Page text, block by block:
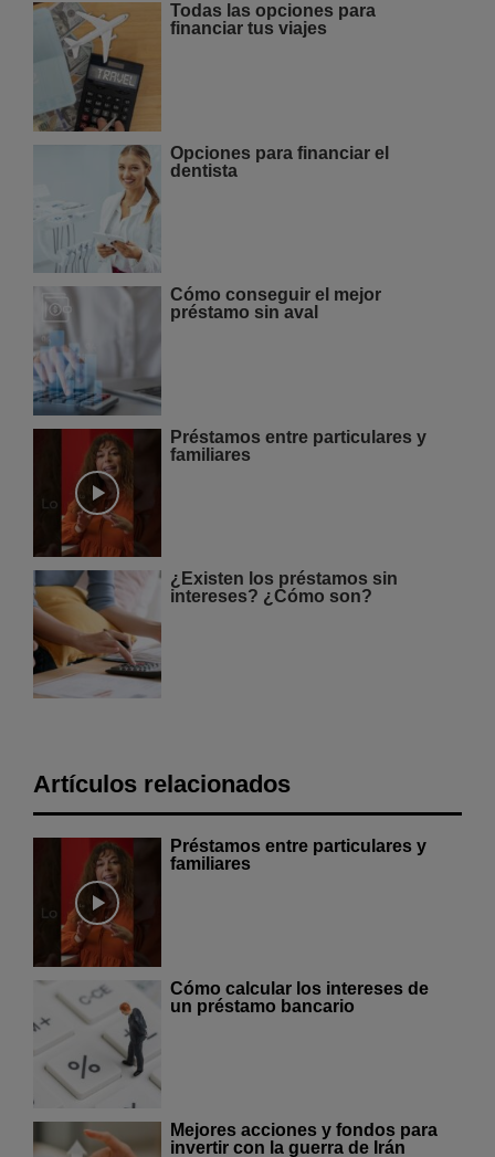
Todas las opciones para
financiar tus viajes
Opciones para financiar el
dentista
Cómo conseguir el mejor
préstamo sin aval
Préstamos entre particulares y
familiares
¿Existen los préstamos sin
intereses? ¿Cómo son?
Artículos relacionados
Préstamos entre particulares y
familiares
Cómo calcular los intereses de
un préstamo bancario
Mejores acciones y fondos para
invertir con la guerra de Irán